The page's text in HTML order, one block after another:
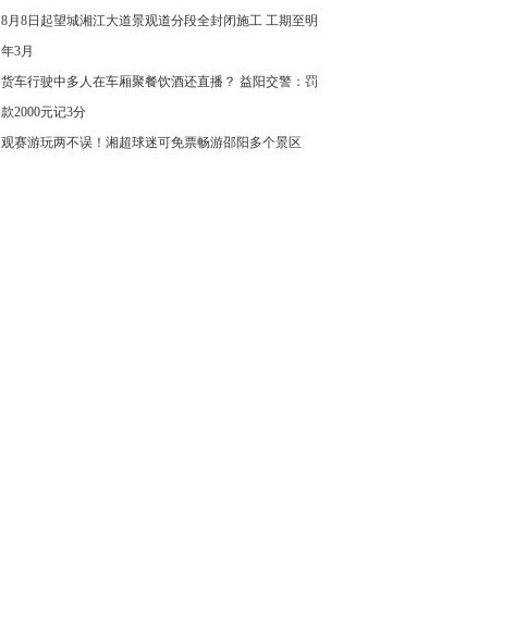
8月8日起望城湘江大道景观道分段全封闭施工 工期至明
年3月
货车行驶中多人在车厢聚餐饮酒还直播？ 益阳交警：罚
款2000元记3分
观赛游玩两不误！湘超球迷可免票畅游邵阳多个景区